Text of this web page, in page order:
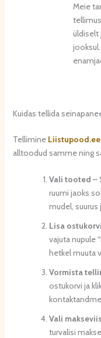
Meie
üldiselt
Kuidas tellida
Tellimine Liistupood.ee
alltoodud samme ning
Vali tooted –
ruumi jaoks
mudel, suurus
Lisa ostukorvi
vajuta nupule
hetkel muuta
Vormista
ostukorvi ja
Vali makseviis
turvalisi